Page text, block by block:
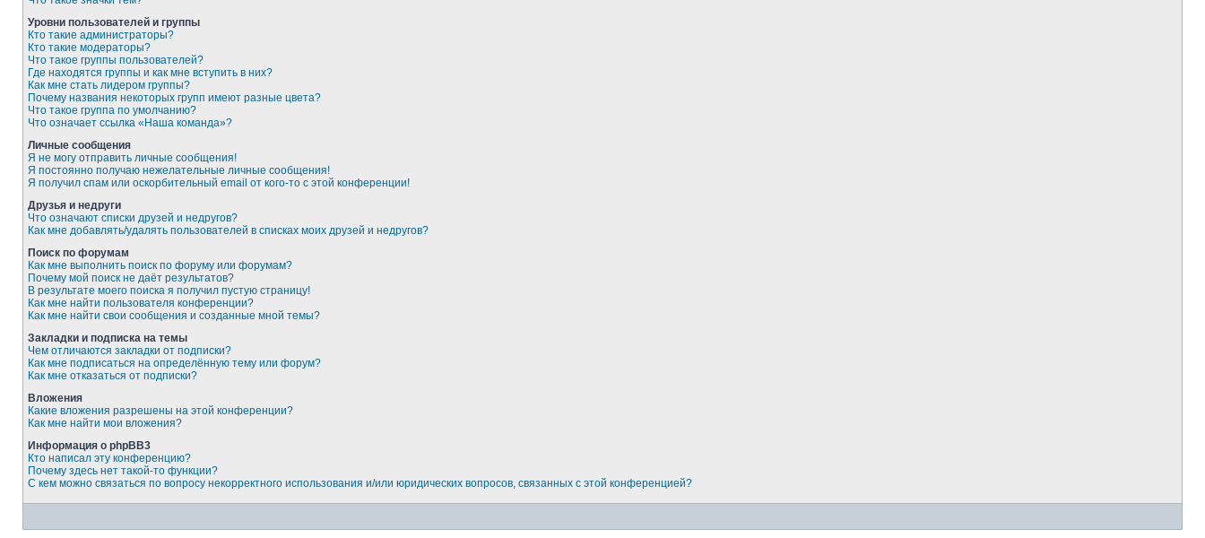
Уровни пользователей и группы
Кто такие администраторы?
Кто такие модераторы?
Что такое группы пользователей?
Где находятся группы и как мне вступить в них?
Как мне стать лидером группы?
Почему названия некоторых групп имеют разные цвета?
Что такое группа по умолчанию?
Что означает ссылка «Наша команда»?
Личные сообщения
Я не могу отправить личные сообщения!
Я постоянно получаю нежелательные личные сообщения!
Я получил спам или оскорбительный email от кого-то с этой конференции!
Друзья и недруги
Что означают списки друзей и недругов?
Как мне добавлять/удалять пользователей в списках моих друзей и недругов?
Поиск по форумам
Как мне выполнить поиск по форуму или форумам?
Почему мой поиск не даёт результатов?
В результате моего поиска я получил пустую страницу!
Как мне найти пользователя конференции?
Как мне найти свои сообщения и созданные мной темы?
Закладки и подписка на темы
Чем отличаются закладки от подписки?
Как мне подписаться на определённую тему или форум?
Как мне отказаться от подписки?
Вложения
Какие вложения разрешены на этой конференции?
Как мне найти мои вложения?
Информация о phpBB3
Кто написал эту конференцию?
Почему здесь нет такой-то функции?
С кем можно связаться по вопросу некорректного использования и/или юридических вопросов, связанных с этой конференцией?